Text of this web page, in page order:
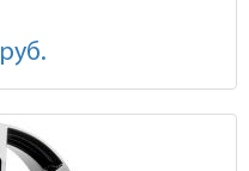
руб.